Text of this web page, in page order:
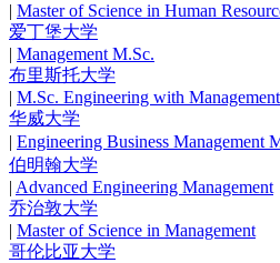
| Master of Science in Human
爱丁堡大学
| Management M.Sc.
布里斯托大学
| M.Sc. Engineering with Management
华威大学
| Engineering Business Management
伯明翰大学
| Advanced Engineering Management
乔治敦大学
| Master of Science in Management
哥伦比亚大学